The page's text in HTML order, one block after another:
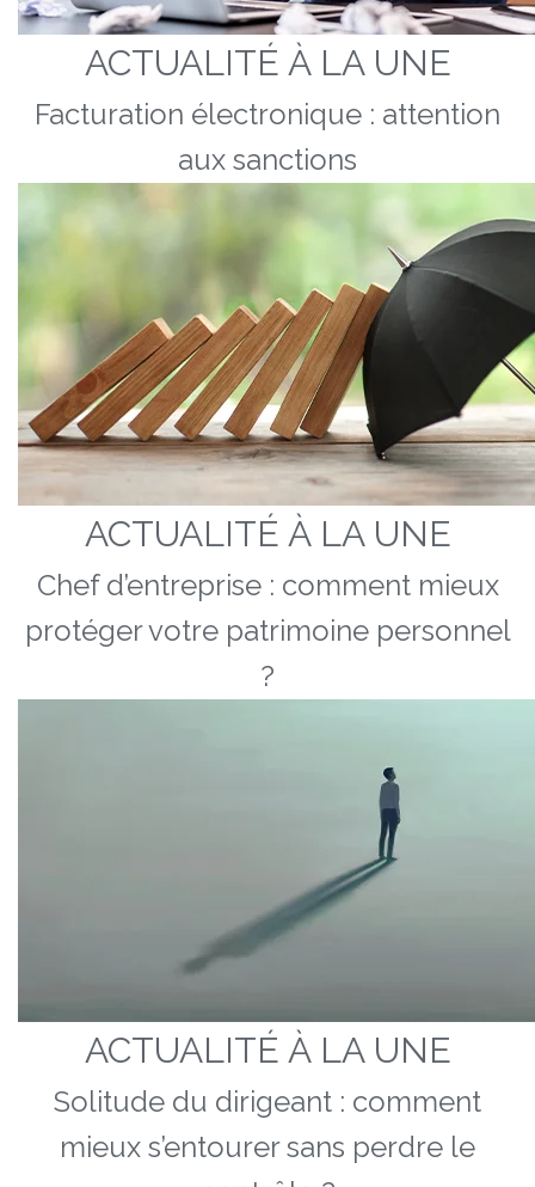
ACTUALITÉ À LA UNE
Facturation électronique : attention
aux sanctions
ACTUALITÉ À LA UNE
Chef d’entreprise : comment mieux
protéger votre patrimoine personnel
?
ACTUALITÉ À LA UNE
Solitude du dirigeant : comment
mieux s’entourer sans perdre le